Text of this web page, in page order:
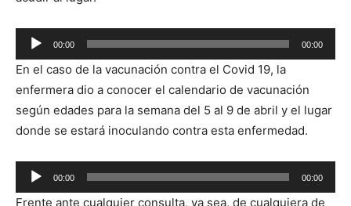
Reproductor
de
audio
00:00 00:00
En el caso de la vacunación contra el Covid 19, la
enfermera dio a conocer el calendario de vacunación
según edades para la semana del 5 al 9 de abril y el lugar
donde se estará inoculando contra esta enfermedad.
Reproductor
de
00:00 00:00
Frente ante cualquier consulta, ya sea, de cualquiera de